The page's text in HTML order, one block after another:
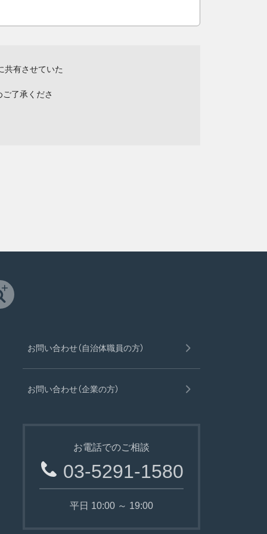
共有させていた
了承くださ
お問い合わせ（自治体職員の方）
お問い合わせ（企業の方）
お電話でのご相談
03-5291-1580
平日 10:00 ～ 19:00